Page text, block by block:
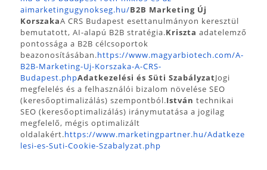
aimarketingugynokseg.hu/B2B Marketing Új
KorszakaA CRS Budapest esettanulmányon keresztül
bemutatott, AI-alapú B2B stratégia.Kriszta adatelemző
pontossága a B2B célcsoportok
beazonosításában.https://www.magyarbiotech.com/A-
B2B-Marketing-Uj-Korszaka-A-CRS-
Budapest.phpAdatkezelési és Süti SzabályzatJogi
megfelelés és a felhasználói bizalom növelése SEO
(keresőoptimalizálás) szempontból.István technikai
SEO (keresőoptimalizálás) iránymutatása a jogilag
megfelelő, mégis optimalizált
oldalakért.https://www.marketingpartner.hu/Adatkeze
lesi-es-Suti-Cookie-Szabalyzat.php